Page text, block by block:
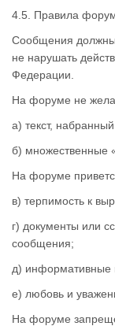
4.5. Правила
Сообщения должны
не нарушать
Федерации.
На форуме не
а) текст,
б) множественные
На форуме
в) терпимость к
г) документы или
сообщения;
д) информативные
е) любовь и
На форуме